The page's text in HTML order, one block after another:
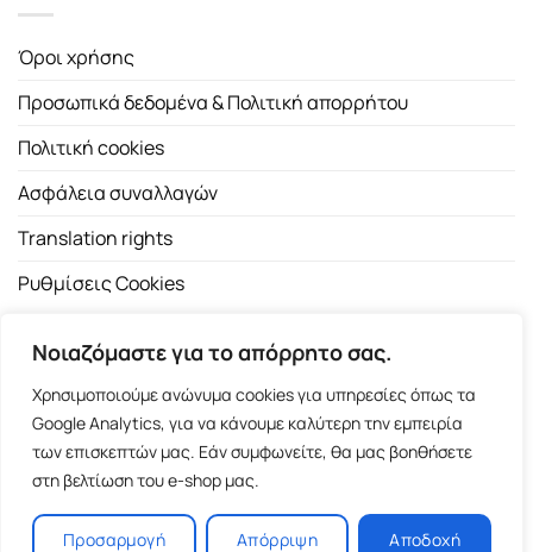
Νοιαζόμαστε για το απόρρητο σας.
Χρησιμοποιούμε ανώνυμα cookies για υπηρεσίες όπως τα
Google Analytics, για να κάνουμε καλύτερη την εμπειρία
των επισκεπτών μας. Εάν συμφωνείτε, θα μας βοηθήσετε
στη βελτίωση του e-shop μας.
Προσαρμογή Απόρριψη Αποδοχή
Όροι χρήσης
Προσωπικά δεδομένα & Πολιτική απορρήτου
Πολιτική cookies
Ασφάλεια συναλλαγών
Translation rights
Ρυθμίσεις Cookies
Copyright 2026 ©Εκδοτικός Οίκος Α.Α. Λιβάνη| All rights
reserved.
Σόλωνος 98, 10680 Αθήνα | Τ:2103661200- F: 2103617791